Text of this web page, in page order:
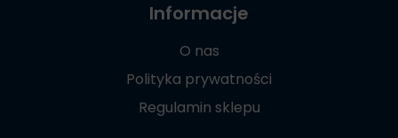
Informacje
O nas
Polityka prywatności
Regulamin sklepu